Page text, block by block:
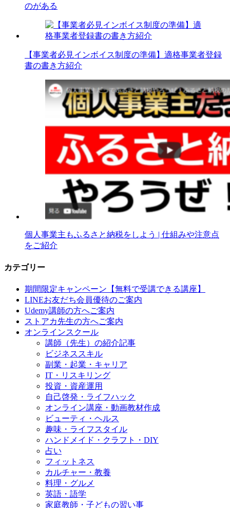
のがある
【事業者必見インボイス制度の準備】適格事業者登録
書の書き方紹介
個人事業主もふるさと納税をしよう | 仕組みや注意点
をご紹介
カテゴリー
期間限定キャンペーン【無料で受講できる講座】
LINEお友だち会員優待のご案内
Udemy講師の方へご案内
ストアカ先生の方へご案内
オンラインスクール
講師（先生）の紹介記事
ビジネススキル
副業・起業・キャリア
IT・リスキリング
投資・資産運用
自己啓発・ライフハック
オンライン講座・動画教材作成
ビューティ・ヘルス
趣味・ライフスタイル
ハンドメイド・クラフト・DIY
占い
フィットネス
カルチャー・教養
料理・グルメ
英語・語学
家庭教師・子どもの習い事